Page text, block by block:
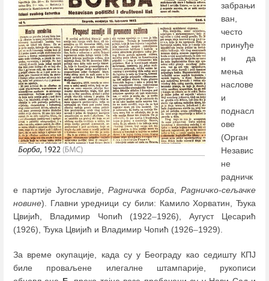
забрањи
ван,
често
принуђе
н да
мења
наслове
и
поднасл
ове
(Орган
Независ
не
радничк
е партије Југославије, Радничка борба, Радничко-сељачке
новине). Главни уредници су били: Камило Хорватин, Ђука
Цвијић, Владимир Чопић (1922–1926), Аугуст Цесарић
(1926), Ђука Цвијић и Владимир Чопић (1926–1929).
За време окупације, када су у Београду као седишту КПЈ
биле проваљене илегалне штампарије, рукописи